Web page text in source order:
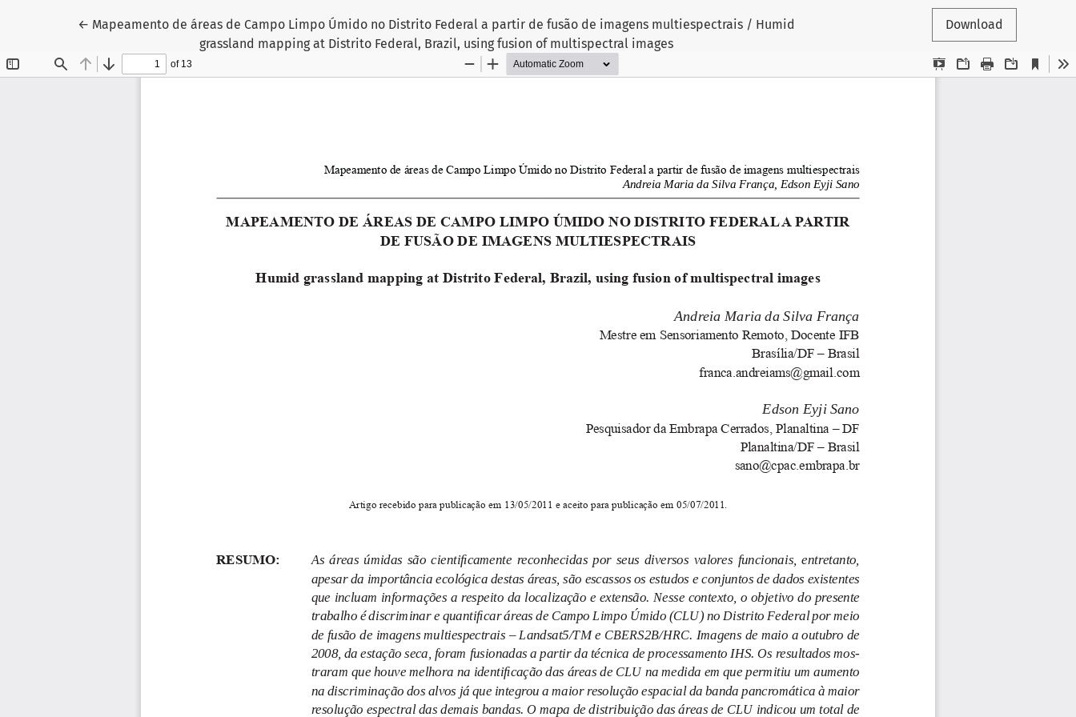
← Return to Article Details
Mapeamento de áreas de Campo Limpo Úmido no Distrito Federal a partir de fusão de imagens multiespectrais / Humid
grassland mapping at Distrito Federal, Brazil, using fusion of multispectral images
Download